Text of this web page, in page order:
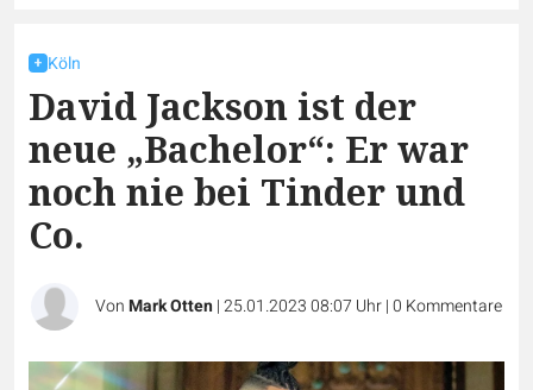
Köln
David Jackson ist der
neue „Bachelor“: Er war
noch nie bei Tinder und
Co.
VonMark Otten|25.01.2023 08:07 Uhr|0 Kommentare